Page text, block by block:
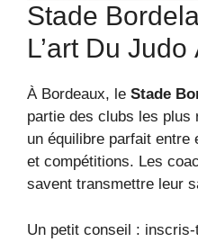
Stade
L’art Du
À Bordeaux, le Stade
partie des clubs les
un équilibre parfait entre
et compétitions. Les
savent transmettre leur
Un petit conseil :